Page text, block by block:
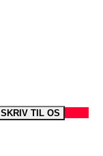
SKRIV TIL OS